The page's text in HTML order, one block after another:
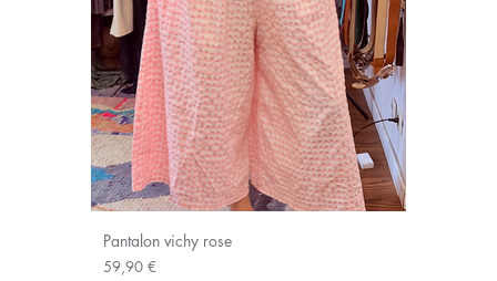
Pantalon vichy rose
Prix
59,90 €